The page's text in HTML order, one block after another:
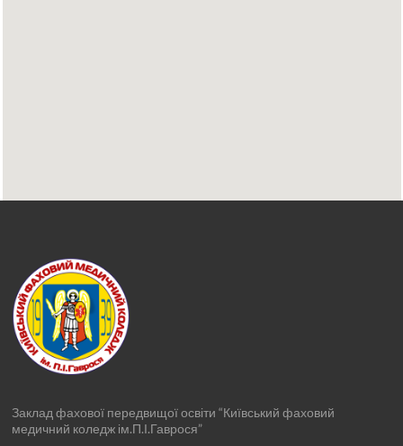
Заклад фахової передвищої освіти “Київський фаховий
медичний коледж ім.П.І.Гаврося”